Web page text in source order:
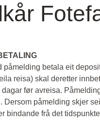
påmelding betala eit
reisa) skal deretter
før avreisa.
Dersom påmelding skjer
bindande frå det